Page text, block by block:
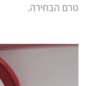
טרם הבחירה.